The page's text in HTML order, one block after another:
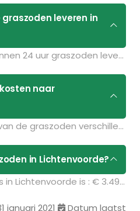
graszoden leveren in
Grasleveren.nl kan binnen 24 uur graszoden leveren in Lichtenvoorde. Als u bijvoorbeeld graszoden op maandag bestelt voor 11:30 kunt u ze de volgende dag geleverd krijgen. Kijk voor de actuele leverdagen op de pagina
naar
De transportkosten van de graszoden verschillen per postcodegebied en zijn afhankelijk van de hoeveelheid graszoden die u bestelt. Bent u benieuwd naar de prijzen? Vul uw gegevens in op de pagina
in Lichtenvoorde?
De prijs voor 1 m² gras in Lichtenvoorde is : € 3.49. U kunt deze graszoden bestellen via de volgende link:
januari 2021
Datum laatst